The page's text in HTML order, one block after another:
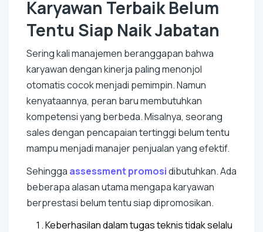
Karyawan Terbaik Belum
Tentu Siap Naik Jabatan
Sering kali manajemen beranggapan bahwa
karyawan dengan kinerja paling menonjol
otomatis cocok menjadi pemimpin. Namun
kenyataannya, peran baru membutuhkan
kompetensi yang berbeda. Misalnya, seorang
sales dengan pencapaian tertinggi belum tentu
mampu menjadi manajer penjualan yang efektif.
Sehingga assessment promosidibutuhkan. Ada
beberapa alasan utama mengapa karyawan
berprestasi belum tentu siap dipromosikan.
Keberhasilan dalam tugas teknis tidak selalu